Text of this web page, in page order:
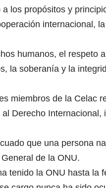
los propósitos y
internacional,
humanos, el respeto
la soberanía y la
miembros de la Celac
Derecho Internacional,
que una persona
de la ONU.
tenido la ONU hasta la